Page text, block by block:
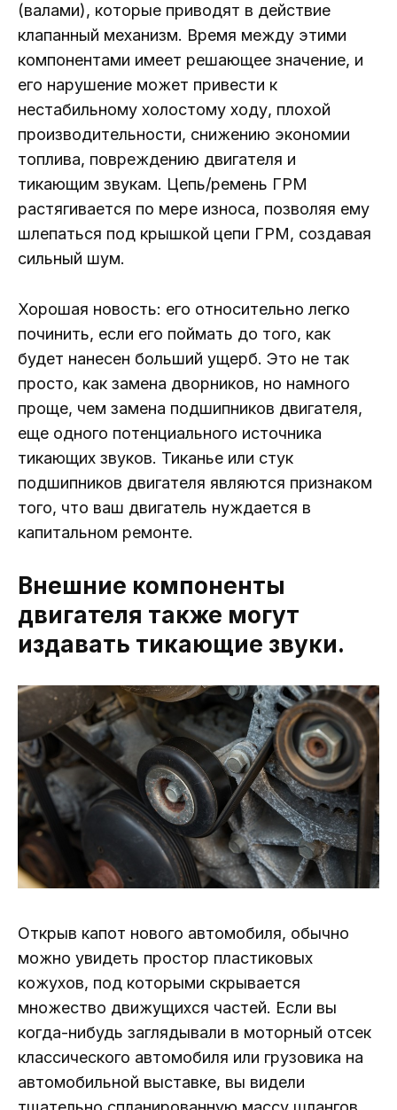
(валами), которые приводят в действие
клапанный механизм. Время между этими
компонентами имеет решающее значение, и
его нарушение может привести к
нестабильному холостому ходу, плохой
производительности, снижению экономии
топлива, повреждению двигателя и
тикающим звукам. Цепь/ремень ГРМ
растягивается по мере износа, позволяя ему
шлепаться под крышкой цепи ГРМ, создавая
сильный шум.
Хорошая новость: его относительно легко
починить, если его поймать до того, как
будет нанесен больший ущерб. Это не так
просто, как замена дворников, но намного
проще, чем замена подшипников двигателя,
еще одного потенциального источника
тикающих звуков. Тиканье или стук
подшипников двигателя являются признаком
того, что ваш двигатель нуждается в
капитальном ремонте.
Внешние компоненты
двигателя также могут
издавать тикающие звуки.
Открыв капот нового автомобиля, обычно
можно увидеть простор пластиковых
кожухов, под которыми скрывается
множество движущихся частей. Если вы
когда-нибудь заглядывали в моторный отсек
классического автомобиля или грузовика на
автомобильной выставке, вы видели